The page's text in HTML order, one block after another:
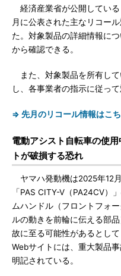
経済産業省が公開している
月に公表された主なリコー
た。対象製品の詳細情報に
から確認できる。
また、対象製品を所有し
し、各事業者の指示に従って
⇒ 先月のリコール情報はこ
電動アシスト自転車の使
トが破損する恐れ
ヤマハ発動機は2025年12
「PAS CITY-V（PA24CV）
ムハンドル（フロントフォ
ルの動きを前輪に伝える部
故に至る可能性があるとし
Webサイトには、重大製品
明記されている。